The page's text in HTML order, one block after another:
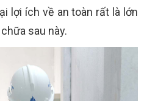
lợi ích về an toàn rất là lớn
sau này.